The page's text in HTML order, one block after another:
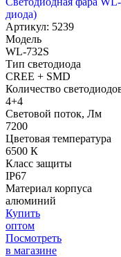
диода)
Артикул: 5239
Модель
WL-732S
Тип светодиода
CREE + SMD
Количество
4+4
Световой поток, Лм
7200
Цветовая температура
6500 К
Класс защиты
IP67
Материал корпуса
алюминий
Купить
оптом
Посмотреть
в магазине